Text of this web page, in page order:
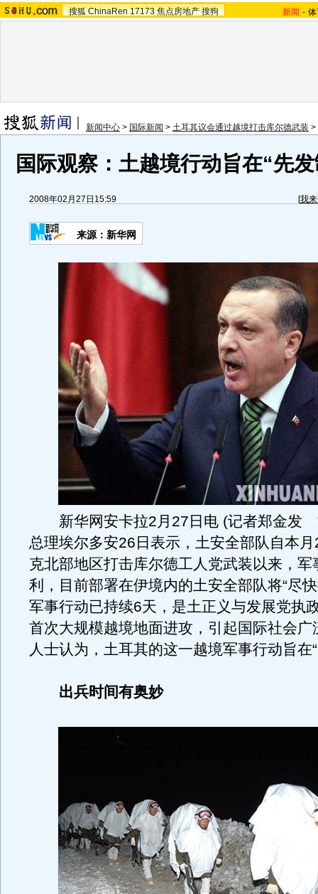
搜狐 ChinaRen 17173 焦点房地产 搜狗 新闻 -
新闻中心 > 国际新闻 > 土耳其议会通过越境打击库尔德武装 >
国际观察：土越境行动旨在“先
2008年02月27日15:59 [我
来源：新华网
新华网安卡拉2月27日电 (记者郑金发
总理埃尔多安26日表示，土安全部队自本
克北部地区打击库尔德工人党武装以来，军
利，目前部署在伊境内的土安全部队将“尽
军事行动已持续6天，是土正义与发展党执
首次大规模越境地面进攻，引起国际社会广
人士认为，土耳其的这一越境军事行动旨在
出兵时间有奥妙